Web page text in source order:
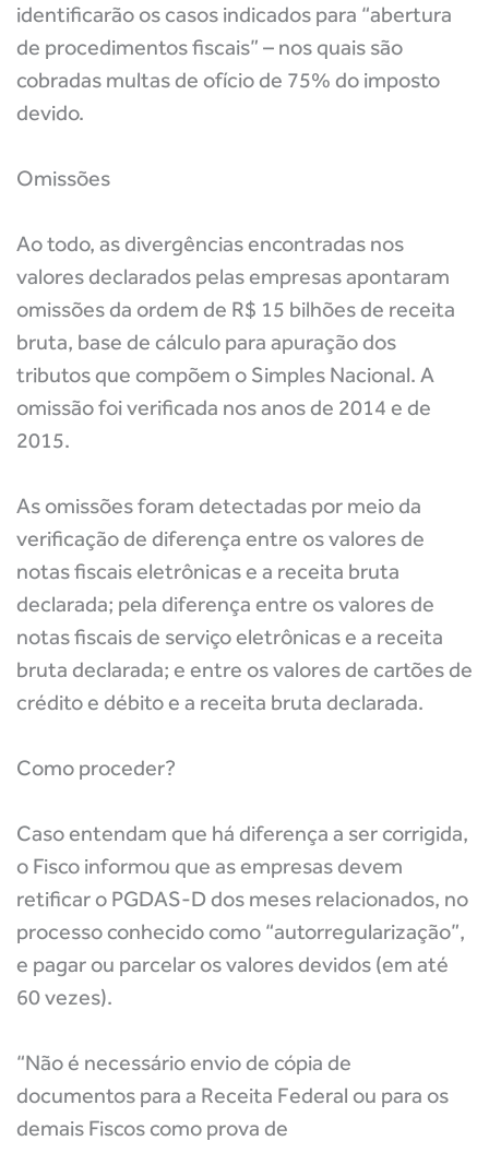
identificarão os casos indicados para “abertura
de procedimentos fiscais” – nos quais são
cobradas multas de ofício de 75% do imposto
devido.
Omissões
Ao todo, as divergências encontradas nos
valores declarados pelas empresas apontaram
omissões da ordem de R$ 15 bilhões de receita
bruta, base de cálculo para apuração dos
tributos que compõem o Simples Nacional. A
omissão foi verificada nos anos de 2014 e de
2015.
As omissões foram detectadas por meio da
verificação de diferença entre os valores de
notas fiscais eletrônicas e a receita bruta
declarada; pela diferença entre os valores de
notas fiscais de serviço eletrônicas e a receita
bruta declarada; e entre os valores de cartões de
crédito e débito e a receita bruta declarada.
Como proceder?
Caso entendam que há diferença a ser corrigida,
o Fisco informou que as empresas devem
retificar o PGDAS-D dos meses relacionados, no
processo conhecido como “autorregularização”,
e pagar ou parcelar os valores devidos (em até
60 vezes).
“Não é necessário envio de cópia de
documentos para a Receita Federal ou para os
demais Fiscos como prova de